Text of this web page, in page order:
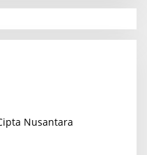
Nusantara